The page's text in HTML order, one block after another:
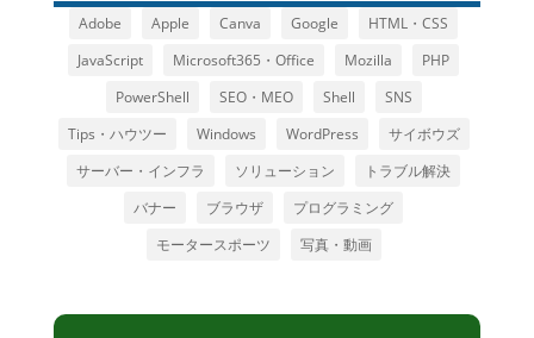
Adobe Apple Canva Google
HTML・CSS
JavaScript
Microsoft365・Office Mozilla
PHP
PowerShell
SEO・MEO Shell
SNS
Tips・ハウツー
Windows WordPress
サイボウズ
サーバー・インフラ
ソリューション
トラブル解決
バナー
ブラウザ
プログラミング
モータースポーツ
写真・動画